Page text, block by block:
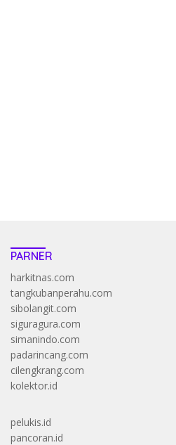
PARNER
harkitnas.com
tangkubanperahu.com
sibolangit.com
siguragura.com
simanindo.com
padarincang.com
cilengkrang.com
kolektor.id
pelukis.id
pancoran.id